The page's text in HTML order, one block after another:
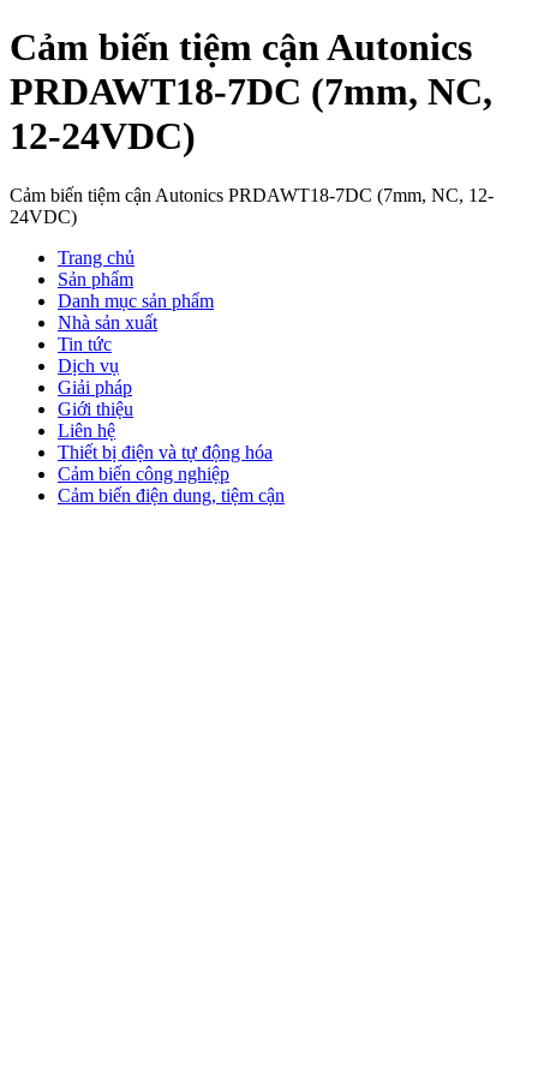
Cảm biến tiệm cận Autonics
PRDAWT18-7DC (7mm, NC,
12-24VDC)
Cảm biến tiệm cận Autonics PRDAWT18-7DC (7mm, NC, 12-
24VDC)
Trang chủ
Sản phẩm
Danh mục sản phẩm
Nhà sản xuất
Tin tức
Dịch vụ
Giải pháp
Giới thiệu
Liên hệ
Thiết bị điện và tự động hóa
Cảm biến công nghiệp
Cảm biến điện dung, tiệm cận